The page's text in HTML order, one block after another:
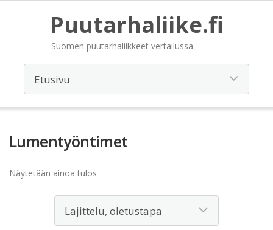
Puutarhaliike.fi
Suomen puutarhaliikkeet vertailussa
Lumentyöntimet
Näytetään ainoa tulos